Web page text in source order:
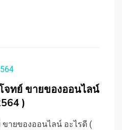
จทย์ ขายของออนไลน์
)
ายของออนไลน์ อะไรดี (